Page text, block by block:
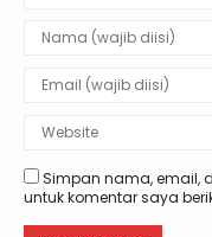
Simpan nama, email,
untuk komentar saya